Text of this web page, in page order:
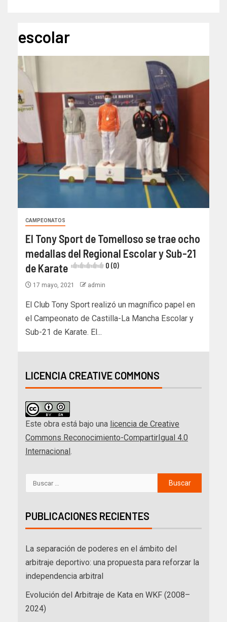
escolar
CAMPEONATOS
El Tony Sport de Tomelloso se trae ocho
medallas del Regional Escolar y Sub-21
de Karate
0 (0)
17 mayo, 2021 admin
El Club Tony Sport realizó un magnífico papel en
el Campeonato de Castilla-La Mancha Escolar y
Sub-21 de Karate. El...
LICENCIA CREATIVE COMMONS
Este obra está bajo una licencia de Creative
Commons Reconocimiento-CompartirIgual 4.0
Internacional .
PUBLICACIONES RECIENTES
La separación de poderes en el ámbito del
arbitraje deportivo: una propuesta para reforzar la
independencia arbitral
Evolución del Arbitraje de Kata en WKF (2008–
2024)